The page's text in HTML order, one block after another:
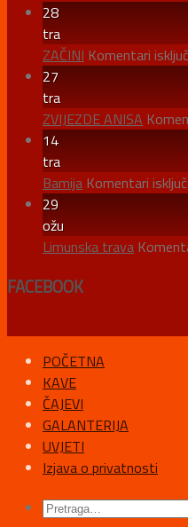
28
tra
ZAČINI Komentari
27
tra
ZVIJEZDE ANISA
14
tra
Bamija Komentari
29
ožu
Limunska trava
FACEBOOK
POČETNA
KAVE
ČAJEVI
GALANTERIJA
UVJETI
Izjava o privatnosti